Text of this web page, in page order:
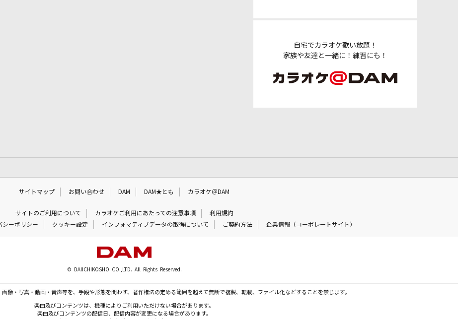
自宅でカラオケ歌い放題！
家族や友達と一緒に！練習にも！
サイトマップ お問い合わせ DAM DAM★とも カラオケ＠DAM
サイトのご利用について カラオケご利用にあたっての注意事項
利用規約
シーポリシー クッキー設定 インフォマティブデータの取得について ご契約方法 企業情報（コーポレートサイト）
© DAIICHIKOSHO CO.,LTD. All Rights Reserved.
像・写真・動画・音声等を、手段や形態を問わず、著作権法の定める範囲を超えて無断で複製、転載、ファイル化などすることを禁じます。
楽曲及びコンテンツは、機種によりご利用いただけない場合があります。
楽曲及びコンテンツの配信日、配信内容が変更になる場合があります。